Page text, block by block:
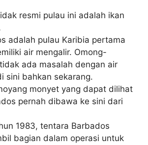
resmi pulau ini adalah ikan
adalah pulau Karibia pertama
air mengalir. Omong-
ada masalah dengan air
sini bahkan sekarang.
monyet yang dapat dilihat
pernah dibawa ke sini dari
1983, tentara Barbados
bagian dalam operasi untuk